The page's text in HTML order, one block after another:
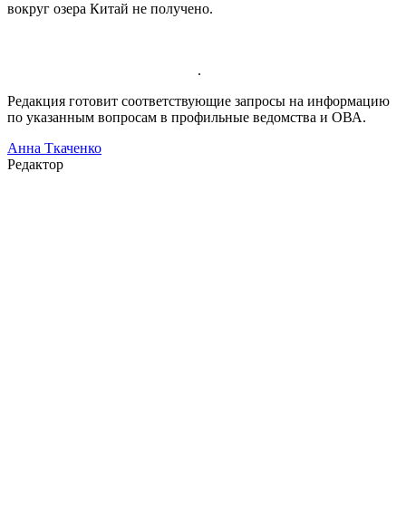
вокруг озера Китай не получено.
.
Редакция готовит соответствующие запросы на информацию
по указанным вопросам в профильные ведомства и ОВА.
Анна Ткаченко
Редактор